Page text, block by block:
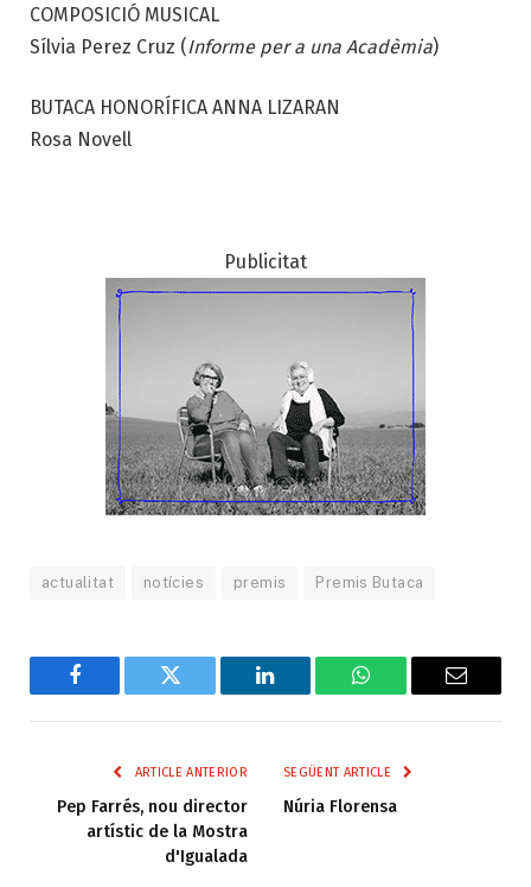
COMPOSICIÓ MUSICAL
Sílvia Perez Cruz (Informe per a una Acadèmia)
BUTACA HONORÍFICA ANNA LIZARAN
Rosa Novell
Publicitat
actualitat notícies premis Premis Butaca
Facebook Twitter LinkedIn WhatsAppEmail
ARTICLE ANTERIOR
Pep Farrés, nou director
artístic de la Mostra
d'Igualada
SEGÜENT ARTICLE
Núria Florensa